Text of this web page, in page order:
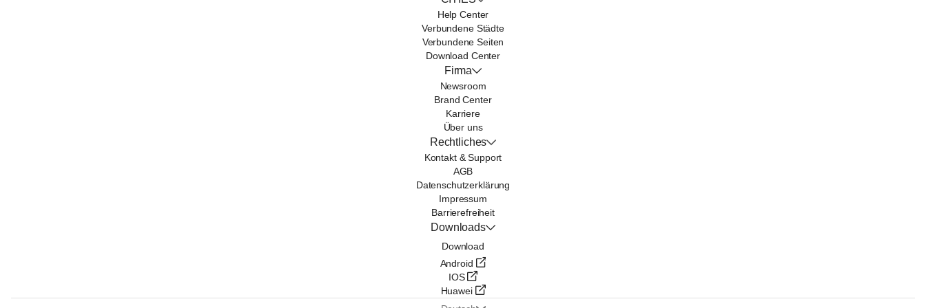
Help Center
Verbundene Städte
Verbundene Seiten
Download Center
Firma
Newsroom
Brand Center
Karriere
Über uns
Rechtliches
Kontakt & Support
AGB
Datenschutzerklärung
Impressum
Barrierefreiheit
Downloads
Download
Android
IOS
Huawei